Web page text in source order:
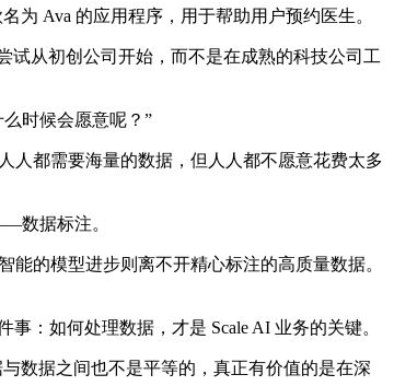
Ava 的应用程序，用于帮助用户预约医生。
从初创公司开始，而不是在成熟的科技公司工
时候会愿意呢？”
都需要海量的数据，但人人都不愿意花费太多
数据标注。
的模型进步则离不开精心标注的高质量数据。
：如何处理数据，才是 Scale AI 业务的关键。
数据之间也不是平等的，真正有价值的是在深